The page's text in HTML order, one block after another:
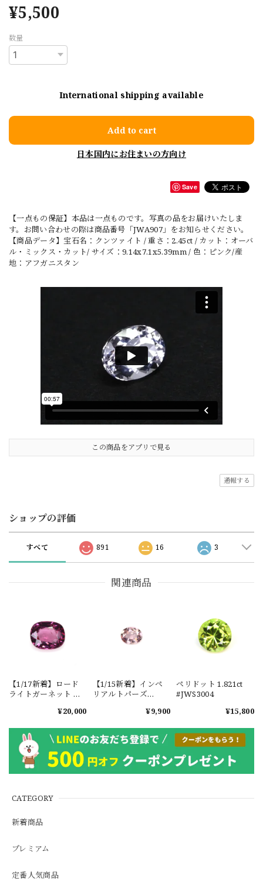
CATEGORY
新着商品
プレミアム
定番人気商品
¥5,500
数量
International shipping available
Add to cart
日本国内にお住まいの方向け
Save
【一点もの保証】本品は一点ものです。写真の品をお届けいたしま
す。お問い合わせの際は商品番号「JWA907」をお知らせください。
【商品データ】宝石名：クンツァイト / 重さ：2.45ct / カット：オーバ
ル・ミックス・カット/ サイズ：9.14x7.1x5.39mm / 色：ピンク/産
地：アフガニスタン
この商品をアプリで見る
通報する
ショップの評価
すべて 891 16 3
関連商品
【1/17新着】ロード
ライトガーネット タ
1.601ct【ソーティン
¥20,000
【1/15新着】インペ
リアルトパーズ
¥9,900
ペリドット 1.821ct
#JWS3004
¥15,800